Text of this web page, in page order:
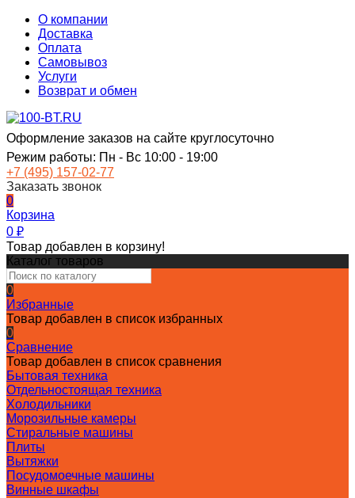
О компании
Доставка
Оплата
Самовывоз
Услуги
Возврат и обмен
Оформление заказов на сайте круглосуточно
Режим работы: Пн - Вс 10:00 - 19:00
+7 (495) 157-02-77
Заказать звонок
0
Корзина
0 ₽
Товар добавлен в корзину!
Каталог товаров
0
Избранные
Товар добавлен в список избранных
0
Сравнение
Товар добавлен в список сравнения
Бытовая техника
Отдельностоящая техника
Холодильники
Морозильные камеры
Стиральные машины
Плиты
Вытяжки
Посудомоечные машины
Винные шкафы